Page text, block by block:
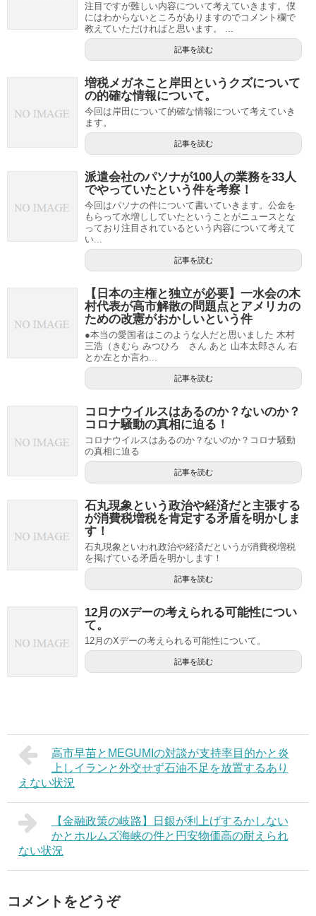
注目ですが難しい内容について考えていきます。僕
にはわからないところがありますのでコメント欄で
教えていただければと思います。 ...
記事を読む
増税メガネこと岸田というクズについて
の的確な情報について。
今回は岸田について的確な情報について考えていき
ます。
記事を読む
派遣会社のパソナが100人の業務を33人
でやっていたという件を考察！
今回はパソナの件について書いていきます。公金を
もらって水増ししていたということがニュースとな
っており注目されているという内容について考えて
い...
記事を読む
【日本の主権と独立が必要】一水会の木
村代表が高市解散の問題点とアメリカの
ための改憲がおかしいという件
●本当の愛国者はこのような人だと思いました 木村
三浩（きむら みつひろ さん あと 山本太郎さん 右
とか左とか言わ...
記事を読む
コロナウイルスはあるのか？ないのか？
コロナ騒動の真相に迫る！
コロナウイルスはあるのか？ないのか？コロナ騒動
の真相に迫る
記事を読む
石丸現象という政治や経済だと主張する
が消費税増税を肯定する矛盾を明かしま
す！
石丸現象といわれ政治や経済だというが消費税増税
を掲げている矛盾を明かします！
記事を読む
12月のXデーの考えられる可能性につい
て。
12月のXデーの考えられる可能性について。
記事を読む
高市早苗とMEGUMIの対談が支持率目的かと炎
上しイランと外交せず石油不足を放置するあり
えない状況
【金融政策の岐路】日銀が利上げするかしない
かとホルムズ海峡の件と円安物価高の耐えられ
ない状況
コメントをどうぞ